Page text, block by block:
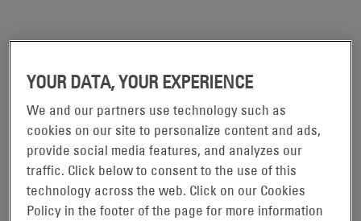
READING, Pa., 19 de septiembre
de 2019 (GLOBE NEWSWIRE) -
EnerSys (NYSE: ENS), el líder mundial en soluciones
de energía almacenada para aplicaciones
industriales, ha anunciado hoy que ha firmado un
acuerdo para adquirir todas las acciones emitidas y
pendientes de N Holding AB, la empresa matriz de
YOUR DATA, YOUR EXPERIENCE
We and our partners use technology such as
cookies on our site to personalize content and ads,
provide social media features, and analyzes our
traffic. Click below to consent to the use of this
technology across the web. Click on our Cookies
Policy in the footer of the page for more information